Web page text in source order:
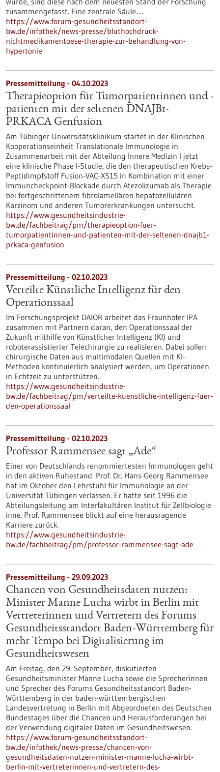
zusammengefasst. Eine zentrale Säule…
https://www.forum-gesundheitsstandort-
bw.de/infothek/news-presse/bluthochdruck-
nichtmedikamentoese-therapie-zur-behandlung-von-
hypertonie
Pressemitteilung - 04.10.2023
Therapieoption für Tumorpatientinnen und -
patienten mit der seltenen DNAJB1-
PRKACA Genfusion
Am Tübinger Universitätsklinikum startet in der Klinischen
Kooperationseinheit Translationale Immunologie in
Zusammenarbeit mit der Abteilung Innere Medizin I jetzt
eine klinische Phase I-Studie, die den therapeutischen Krebs-
Peptidimpfstoff Fusion-VAC-XS15 in Kombination mit einer
Immuncheckpoint-Blockade durch Atezolizumab als Therapie
bei fortgeschrittenem fibrolamellären hepatozellulären
Karzinom und anderen Tumorerkrankungen untersucht.
https://www.gesundheitsindustrie-
bw.de/fachbeitrag/pm/therapieoption-fuer-
tumorpatientinnen-und-patienten-mit-der-seltenen-dnajb1-
prkaca-genfusion
Pressemitteilung - 02.10.2023
Verteilte Künstliche Intelligenz für den
Operationssaal
Im Forschungsprojekt DAIOR arbeitet das Fraunhofer IPA
zusammen mit Partnern daran, den Operationssaal der
Zukunft mithilfe von Künstlicher Intelligenz (KI) und
roboterassistierter Telechirurgie zu realisieren. Dabei sollen
chirurgische Daten aus multimodalen Quellen mit KI-
Methoden kontinuierlich analysiert werden, um Operationen
in Echtzeit zu unterstützen.
https://www.gesundheitsindustrie-
bw.de/fachbeitrag/pm/verteilte-kuenstliche-intelligenz-fuer-
den-operationssaal
Pressemitteilung - 02.10.2023
Professor Rammensee sagt „Ade“
Einer von Deutschlands renommiertesten Immunologen geht
in den aktiven Ruhestand. Prof. Dr. Hans-Georg Rammensee
hat im Oktober den Lehrstuhl für Immunologie an der
Universität Tübingen verlassen. Er hatte seit 1996 die
Abteilungsleitung am Interfakultären Institut für Zellbiologie
inne. Prof. Rammensee blickt auf eine herausragende
Karriere zurück.
https://www.gesundheitsindustrie-
bw.de/fachbeitrag/pm/professor-rammensee-sagt-ade
Pressemitteilung - 29.09.2023
Chancen von Gesundheitsdaten nutzen:
Minister Manne Lucha wirbt in Berlin mit
Vertreterinnen und Vertretern des Forums
Gesundheitsstandort Baden-Württemberg für
mehr Tempo bei Digitalisierung im
Gesundheitswesen
Am Freitag, den 29. September, diskutierten
Gesundheitsminister Manne Lucha sowie die Sprecherinnen
und Sprecher des Forums Gesundheitsstandort Baden-
Württemberg in der baden-württembergischen
Landesvertretung in Berlin mit Abgeordneten des Deutschen
Bundestages über die Chancen und Herausforderungen bei
der Verwendung digitaler Daten im Gesundheitswesen.
https://www.forum-gesundheitsstandort-
bw.de/infothek/news-presse/chancen-von-
gesundheitsdaten-nutzen-minister-manne-lucha-wirbt-
berlin-mit-vertreterinnen-und-vertretern-des-